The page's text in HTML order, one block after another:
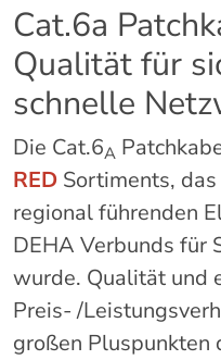
Cat.6a
Qualität für
schnelle
Die Cat.6A
RED Sortiments,
regional führenden
DEHA Verbunds für
wurde. Qualität und
Preis- /
großen Pluspunkten